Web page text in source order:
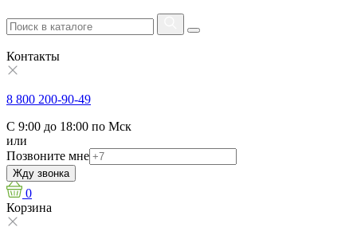
Контакты
8 800 200-90-49
С 9:00 до 18:00 по Мск
или
Позвоните мне
Жду звонка
0
Корзина